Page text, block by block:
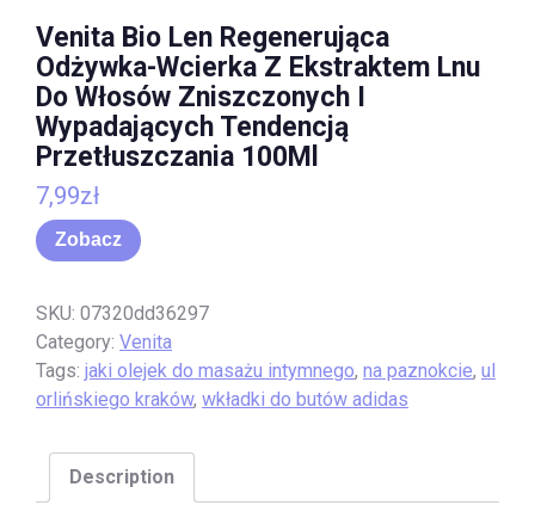
Venita Bio Len Regenerująca
Odżywka-Wcierka Z Ekstraktem Lnu
Do Włosów Zniszczonych I
Wypadających Tendencją
Przetłuszczania 100Ml
7,99zł
Zobacz
SKU: 07320dd36297
Category: Venita
Tags: jaki olejek do masażu intymnego, na paznokcie, ul
orlińskiego kraków, wkładki do butów adidas
Description